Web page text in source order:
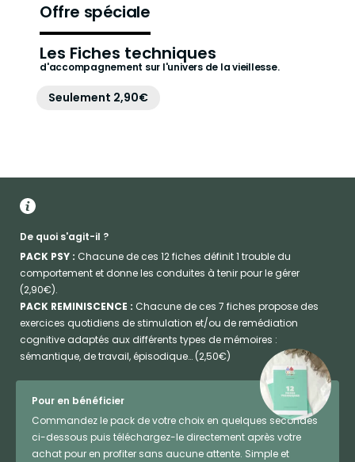
Offre spéciale
Les Fiches techniques
d'accompagnement sur l'univers de la vieillesse.
Seulement 2,90€
De quoi s'agit-il ?
PACK PSY : Chacune de ces 12 fiches définit 1 trouble du
comportement et donne les conduites à tenir pour le gérer
(2,90€).
PACK REMINISCENCE : Chacune de ces 7 fiches propose des
exercices quotidiens de stimulation et/ou de remédiation
cognitive adaptés aux différents types de mémoires :
sémantique, de travail, épisodique… (2,50€)
Pour en bénéficier
Commandez le pack de votre choix en quelques secondes
ci-dessous puis téléchargez-le directement après votre
achat pour en profiter sans aucune attente. Simple et